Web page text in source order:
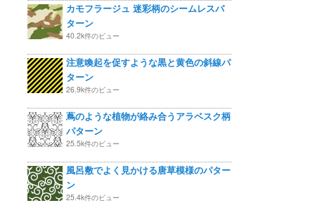
カモフラージュ 迷彩柄のシームレスパ
ターン
40.2k件のビュー
注意喚起を促すような黒と黄色の斜線パ
ターン
26.9k件のビュー
蔦のような植物が絡み合うアラベスク柄
パターン
25.5k件のビュー
風呂敷でよく見かける唐草模様のパター
ン
25.4k件のビュー